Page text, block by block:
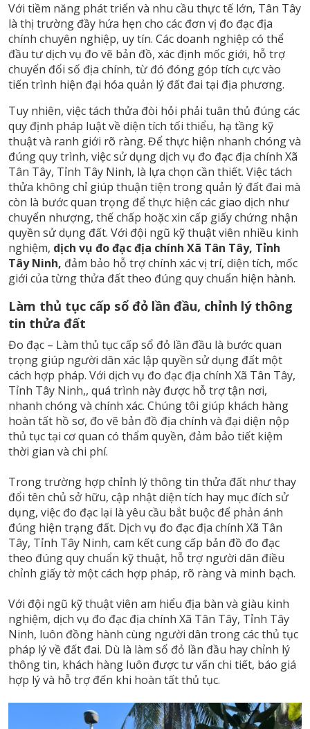
Với tiềm năng phát triển và nhu cầu thực tế lớn, Tân Tây
là thị trường đầy hứa hẹn cho các đơn vị đo đạc địa
chính chuyên nghiệp, uy tín. Các doanh nghiệp có thể
đầu tư dịch vụ đo vẽ bản đồ, xác định mốc giới, hỗ trợ
chuyển đổi số địa chính, từ đó đóng góp tích cực vào
tiến trình hiện đại hóa quản lý đất đai tại địa phương.
Tuy nhiên, việc tách thửa đòi hỏi phải tuân thủ đúng các
quy định pháp luật về diện tích tối thiểu, hạ tầng kỹ
thuật và ranh giới rõ ràng. Để thực hiện nhanh chóng và
đúng quy trình, việc sử dụng dịch vụ đo đạc địa chính Xã
Tân Tây, Tỉnh Tây Ninh, là lựa chọn cần thiết. Việc tách
thửa không chỉ giúp thuận tiện trong quản lý đất đai mà
còn là bước quan trọng để thực hiện các giao dịch như
chuyển nhượng, thế chấp hoặc xin cấp giấy chứng nhận
quyền sử dụng đất. Với đội ngũ kỹ thuật viên nhiều kinh
nghiệm, dịch vụ đo đạc địa chính Xã Tân Tây, Tỉnh
Tây Ninh, đảm bảo hỗ trợ chính xác vị trí, diện tích, mốc
giới của từng thửa đất theo đúng quy chuẩn hiện hành.
Làm thủ tục cấp sổ đỏ lần đầu, chỉnh lý thông
tin thửa đất
Đo đạc – Làm thủ tục cấp sổ đỏ lần đầu là bước quan
trọng giúp người dân xác lập quyền sử dụng đất một
cách hợp pháp. Với dịch vụ đo đạc địa chính Xã Tân Tây,
Tỉnh Tây Ninh,, quá trình này được hỗ trợ tận nơi,
nhanh chóng và chính xác. Chúng tôi giúp khách hàng
hoàn tất hồ sơ, đo vẽ bản đồ địa chính và đại diện nộp
thủ tục tại cơ quan có thẩm quyền, đảm bảo tiết kiệm
thời gian và chi phí.
Trong trường hợp chỉnh lý thông tin thửa đất như thay
đổi tên chủ sở hữu, cập nhật diện tích hay mục đích sử
dụng, việc đo đạc lại là yêu cầu bắt buộc để phản ánh
đúng hiện trạng đất. Dịch vụ đo đạc địa chính Xã Tân
Tây, Tỉnh Tây Ninh, cam kết cung cấp bản đồ đo đạc
theo đúng quy chuẩn kỹ thuật, hỗ trợ người dân điều
chỉnh giấy tờ một cách hợp pháp, rõ ràng và minh bạch.
Với đội ngũ kỹ thuật viên am hiểu địa bàn và giàu kinh
nghiệm, dịch vụ đo đạc địa chính Xã Tân Tây, Tỉnh Tây
Ninh, luôn đồng hành cùng người dân trong các thủ tục
pháp lý về đất đai. Dù là làm sổ đỏ lần đầu hay chỉnh lý
thông tin, khách hàng luôn được tư vấn chi tiết, báo giá
hợp lý và hỗ trợ đến khi hoàn tất thủ tục.